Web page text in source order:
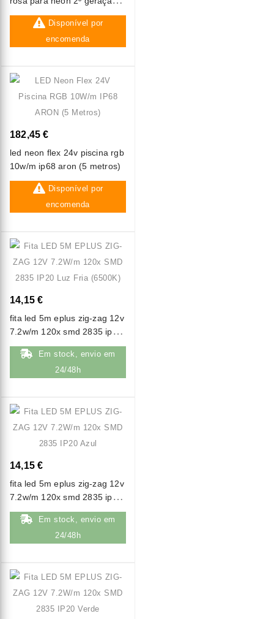
1m
Disponível por
encomenda
182,45 €
led neon flex 24v piscina rgb
10w/m ip68 aron (5 metros)
Disponível por
encomenda
14,15 €
fita led 5m eplus zig-zag 12v
7.2w/m 120x smd 2835 ip20
luz fria (6500k)
Em stock, envio em
24/48h
14,15 €
fita led 5m eplus zig-zag 12v
7.2w/m 120x smd 2835 ip20
azul
Em stock, envio em
24/48h